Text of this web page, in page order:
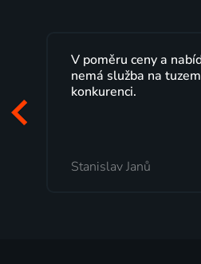
Lepší.TV sleduji už
maximální
programů a nemuset
Milada Tomešová